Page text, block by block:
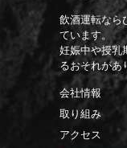
飲酒運転なら
ています。
妊娠中や授乳
るおそれがあ
会社情報
取り組み
アクセス